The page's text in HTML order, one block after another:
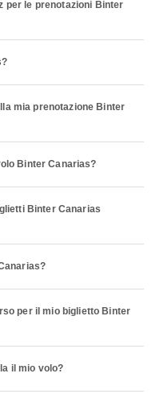
per le prenotazioni Binter
mia prenotazione Binter
Binter Canarias?
Binter Canarias
per il mio biglietto Binter
il mio volo?